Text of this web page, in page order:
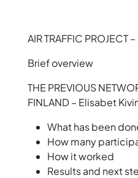
AIR TRAFFIC PROJECT
Brief overview
THE PREVIOUS
FINLAND – Elisabet
What has been
How many
How it worked
Results and next